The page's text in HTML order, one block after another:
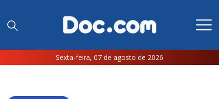
Sexta-feira, 07 de agosto de 2026